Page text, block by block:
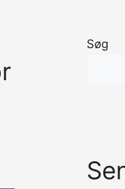
Søg